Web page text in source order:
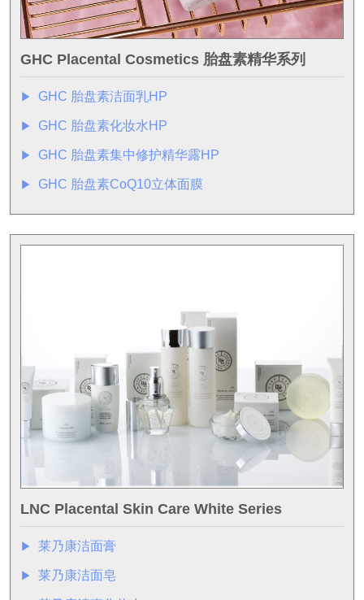
GHC Placental Cosmetics 胎盘素精华系列
▶︎ GHC 胎盘素洁面乳HP
▶︎ GHC 胎盘素化妆水HP
▶︎ GHC 胎盘素集中修护精华露HP
▶︎ GHC 胎盘素CoQ10立体面膜
LNC Placental Skin Care White Series
▶︎ 莱乃康洁面膏
▶︎ 莱乃康洁面皂